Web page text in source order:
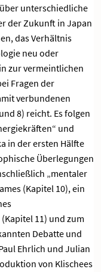
unterschiedliche
der Zukunft in Japan
das Verhältnis
neu oder
zur vermeintlichen
Fragen der
verbundenen
8) reicht. Es folgen
und
in der ersten Hälfte
Überlegungen
„mentaler
(Kapitel 10), ein
11) und zum
Debatte und
Ehrlich und Julian
von Klischees